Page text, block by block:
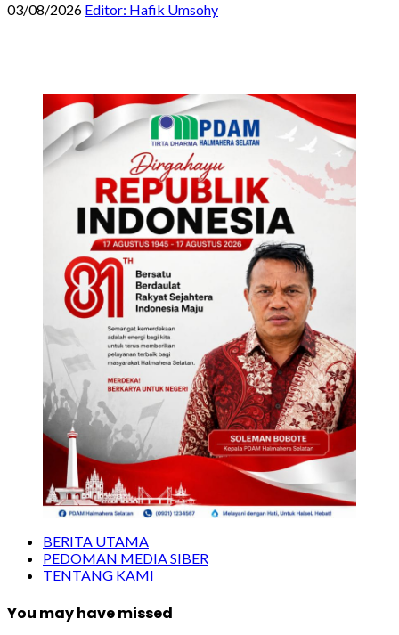
03/08/2026 Editor: Hafik Umsohy
BERITA UTAMA
PEDOMAN MEDIA SIBER
TENTANG KAMI
You may have missed